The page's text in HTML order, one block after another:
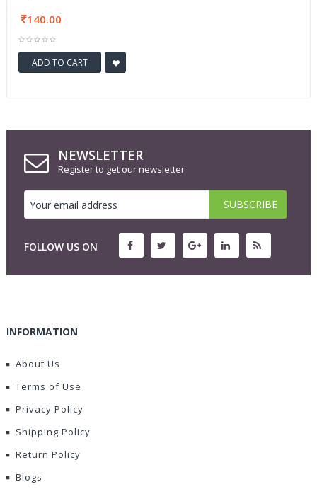
140.00
ADD TO CART
NEWSLETTER
Register to get our newsletter
FOLLOW US ON
INFORMATION
About Us
Terms of Use
Privacy Policy
Shipping Policy
Return Policy
Blogs